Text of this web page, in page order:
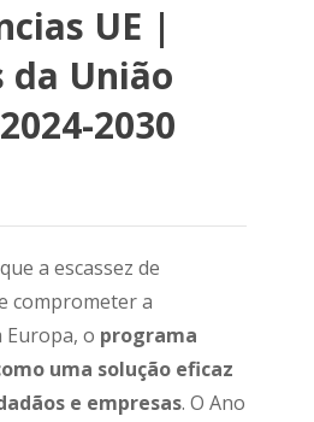
UE |
da União
2030
a escassez de
comprometer a
Europa, o programa
uma solução eficaz
e empresas. O Ano